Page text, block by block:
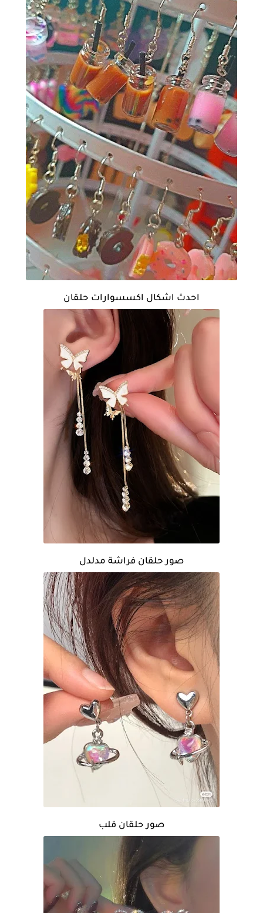
احدث اشكال اكسسوارات حلقان
صور حلقان فراشة مدلدل
صور حلقان قلب